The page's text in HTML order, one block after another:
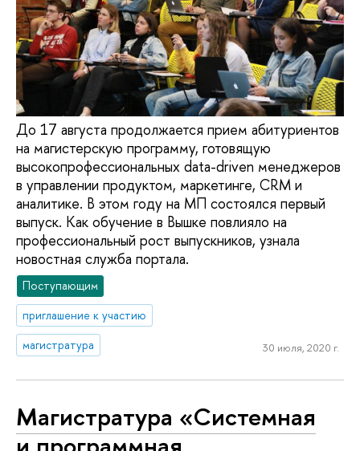
До 17 августа продолжается прием абитуриентов
на магистерскую программу, готовящую
высокопрофессиональных data-driven менеджеров
в управлении продуктом, маркетинге, CRM и
аналитике. В этом году на МП состоялся первый
выпуск. Как обучение в Вышке повлияло на
профессиональный рост выпускников, узнала
новостная служба портала.
Поступающим
приглашение к участию
магистратура
30 июля, 2020 г.
Магистратура «Системная